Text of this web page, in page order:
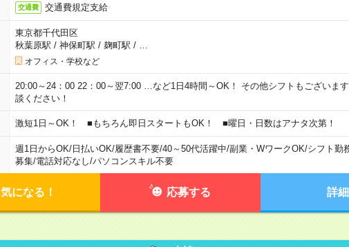
交通費 交通費規定支給
東京都千代田区
秋葉原駅 / 神保町駅 / 麹町駅 /
オフィス・学校など
20:00～24：00 22：00～翌7:00 …など1日4時間～OK！ その他シフトもございま
談ください！
激短1日～OK！ ■もちろん即日スタートもOK！ ■曜日・日数はアナタ次第！
週1日からOK/日払いOK/履歴書不要/40～50代活躍中/副業・WワークOK/シフト勤
募集/電話対応なし/パソコンスキル不要
気になる！ 応募する 詳